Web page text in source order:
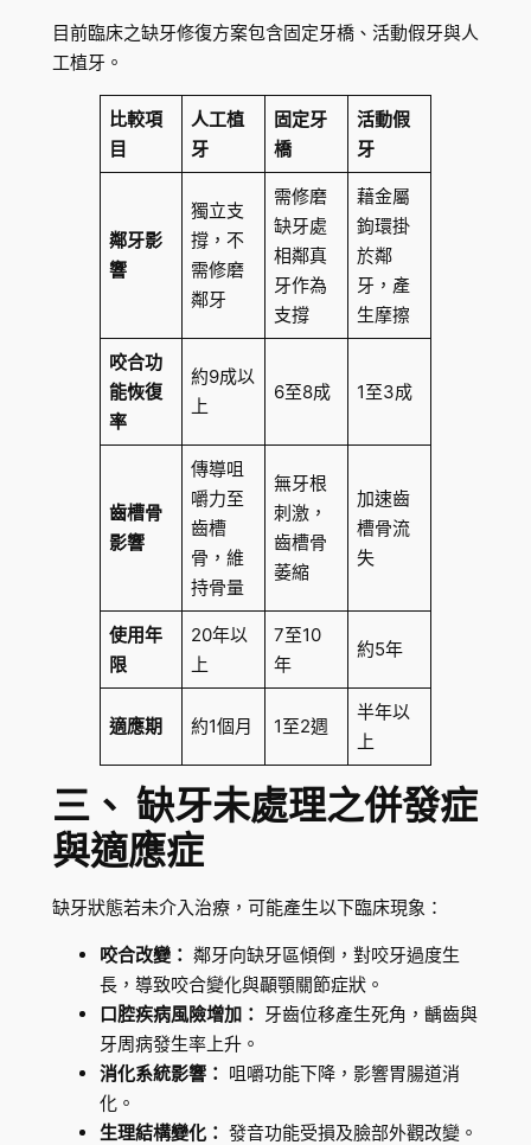
目前臨床之缺牙修復方案包含固定牙橋、活動假牙與人
工植牙。
比較項
目
人工植
牙
固定牙
橋
活動假
牙
鄰牙影
響
獨立支
撐，不
需修磨
鄰牙
需修磨
缺牙處
相鄰真
牙作為
支撐
藉金屬
鉤環掛
於鄰
牙，產
生摩擦
咬合功
能恢復
率
約9成以
上
6至8成 1至3成
齒槽骨
影響
傳導咀
嚼力至
齒槽
骨，維
持骨量
無牙根
刺激，
齒槽骨
萎縮
加速齒
槽骨流
失
使用年
限
20年以
上
7至10
年
約5年
適應期 約1個月 1至2週
半年以
上
三、 缺牙未處理之併發症
與適應症
缺牙狀態若未介入治療，可能產生以下臨床現象：
咬合改變： 鄰牙向缺牙區傾倒，對咬牙過度生
長，導致咬合變化與顳顎關節症狀。
口腔疾病風險增加： 牙齒位移產生死角，齲齒與
牙周病發生率上升。
消化系統影響： 咀嚼功能下降，影響胃腸道消
化。
生理結構變化： 發音功能受損及臉部外觀改變。